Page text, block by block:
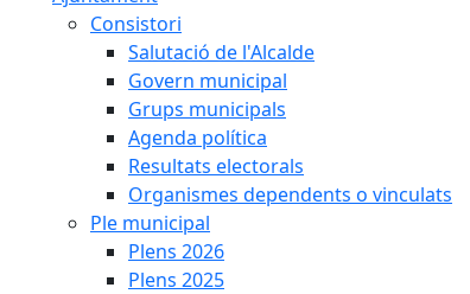
Consistori
Salutació de l'Alcalde
Govern municipal
Grups municipals
Agenda política
Resultats electorals
Organismes dependents o vinculats
Ple municipal
Plens 2026
Plens 2025